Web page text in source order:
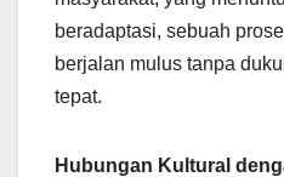
beradaptasi, sebuah
berjalan mulus tanpa
tepat.
Hubungan Kultural